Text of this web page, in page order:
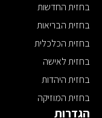
בחזית החדשות
בחזית הבריאות
בחזית הכלכלית
בחזית לאישה
בחזית היהדות
בחזית המוזיקה
הגדרות